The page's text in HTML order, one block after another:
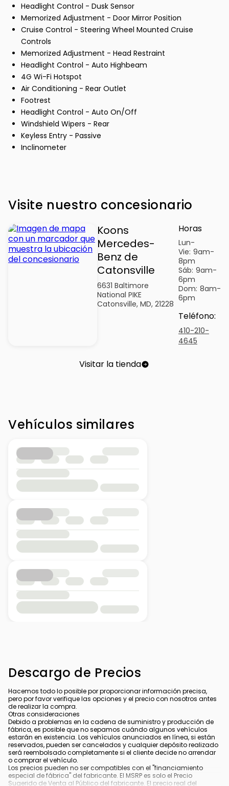
Headlight Control - Dusk Sensor
Memorized Adjustment - Door Mirror Position
Cruise Control - Steering Wheel Mounted Cruise
Controls
Memorized Adjustment - Head Restraint
Headlight Control - Auto Highbeam
4G Wi-Fi Hotspot
Air Conditioning - Rear Outlet
Footrest
Headlight Control - Auto On/Off
Windshield Wipers - Rear
Keyless Entry - Passive
Inclinometer
Visite nuestro concesionario
Koons
Mercedes-
Benz de
Catonsville
6631 Baltimore
National PIKE
Catonsville, MD, 21228
Horas
Lun-
Vie: 9am-
8pm
Sáb: 9am-
6pm
Dom: 8am-
6pm
Teléfono:
410-210-
4645
Visitar la tienda
Vehículos similares
Descargo de Precios
Hacemos todo lo posible por proporcionar información precisa,
pero por favor verifique las opciones y el precio con nosotros antes
de realizar la compra.
Otras consideraciones
Debido a problemas en la cadena de suministro y producción de
fábrica, es posible que no sepamos cuándo algunos vehículos
estarán en existencia. Los vehículos anunciados en línea, si están
reservados, pueden ser cancelados y cualquier depósito realizado
será reembolsado completamente si el cliente decide no arrendar
o comprar el vehículo.
Los precios pueden no ser compatibles con el "financiamiento
especial de fábrica" del fabricante. El MSRP es solo el Precio
Sugerido de Venta al Público del fabricante. El precio real del